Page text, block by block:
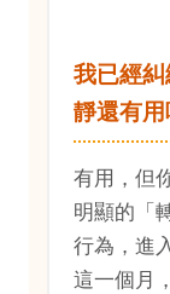
我已經
靜還有用
有用，但
明顯的「
行為，進
這一個月